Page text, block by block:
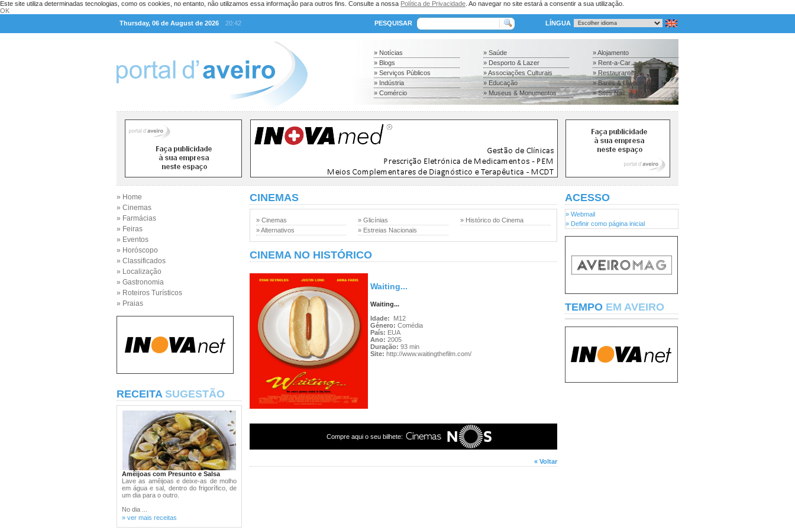
Este site utiliza determinadas tecnologias, como os cookies, no entanto, não utilizamos essa informação para outros fins. Consulte a nossa Política de Privacidade . Ao navegar no site estará a consentir a sua utilização.
OK
Thursday, 06 de August de 2026
20:42 PESQUISAR LÍNGUA
» Notícias
» Blogs
» Serviços Públicos
» Indústria
» Comércio
» Saúde
» Desporto & Lazer
» Associações Culturais
» Educação
» Museus & Monumentos
» Alojamento
» Rent-a-Car
» Restaurantes
» Bares & Discotecas
» Sites Nac. & Inter.
» Home
» Cinemas
» Farmácias
» Feiras
» Eventos
» Horóscopo
» Classificados
» Localização
» Gastronomia
» Roteiros Turísticos
» Praias
RECEITA SUGESTÃO
Amêijoas com Presunto e Salsa
Lave as amêijoas e deixe-as de molho
em água e sal, dentro do frigorífico, de
um dia para o outro.
No dia ...
» ver mais receitas
CINEMAS
» Cinemas
» Alternativos
» Glicínias
» Estreias Nacionais
» Histórico do Cinema
CINEMA NO HISTÓRICO
Waiting...
Waiting...
Idade:
M12
Género: Comédia
País: EUA
Ano: 2005
Duração: 93 min
Site: http://www.waitingthefilm.com/
Compre aqui o seu bilhete:
« Voltar
ACESSO
» Webmail
» Definir como página inicial
TEMPO EM AVEIRO